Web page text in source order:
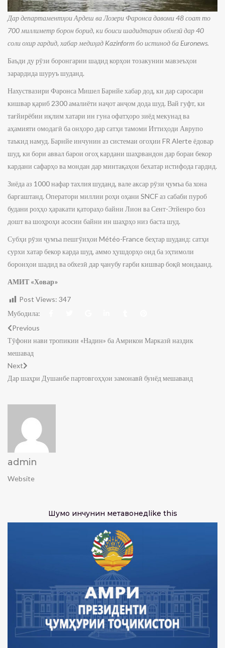
Дар департаментҳои Ардеш ва Лозери Фаронса давоми 48 соат то
700 миллиметр борон борид, ки боиси шадидтарин обхезӣ дар 40
соли охир гардид, хабар медиҳад Kazinform бо истинод ба Euronews.
Баъди ду рӯзи боронгарии шадид корҳои тозакунии мавзеъҳои
зарардида шуруъ шуданд.
Нахуствазири Фаронса Мишел Барнйе хабар дод, ки дар саросари
кишвар қариб 2300 амалиёти наҷот анҷом дода шуд. Вай гуфт, ки
тағйирёбии иқлим хатари ин гуна офатҳоро зиёд мекунад ва
аҳамияти омодагӣ ба онҳоро дар сатҳи тамоми Иттиҳоди Аврупо
таъкид намуд. Барнйе инчунин аз системаи огоҳии FR Alerte ёдовар
шуд, ки бори аввал барои огоҳ кардани шаҳрвандон дар бораи бекор
кардани сафарҳо ва мондан дар минтақаҳои бехатар истифода гардид.
Зиёда аз 1000 нафар тахлия шуданд, вале аксар рӯзи ҷумъа ба хона
баргаштанд. Оператори миллии роҳи оҳани SNCF аз сабаби пуроб
будани роҳҳо ҳаракати қатораҳо байни Лион ва Сент-Этйенро боз
дошт ва шоҳроҳи асосии байни ин шаҳрҳо низ баста шуд.
Субҳи рӯзи ҷумъа пешгӯиҳои Météo-France беҳтар шуданд: сатҳи
сурхи хатар бекор карда шуд, аммо ҳушдорҳо оид ба эҳтимоли
боронҳои шадид ва обхезӣ дар ҷанубу ғарби кишвар боқӣ мондаанд.
АМИТ «Ховар»
Post Views: 347
Мубодила:
Previous
Тӯфони нави тропикии «Надин» ба Амрикои Марказӣ наздик
мешавад
Next
Дар шаҳри Душанбе партовгоҳҳои замонавӣ бунёд мешаванд
admin
Website
Шумо инчунин метавонедlike this